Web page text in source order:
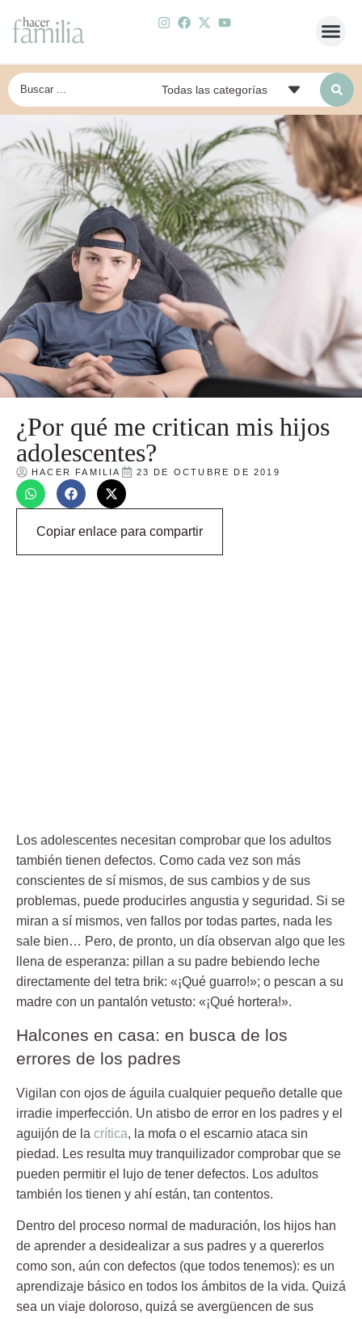
¿Por qué me critican mis hijos
adolescentes?
HACER FAMILIA 23 DE OCTUBRE DE 2019
Copiar enlace para compartir
Los adolescentes necesitan comprobar que los adultos
también tienen defectos. Como cada vez son más
conscientes de sí mismos, de sus cambios y de sus
problemas, puede producirles angustia y seguridad. Si se
miran a sí mismos, ven fallos por todas partes, nada les
sale bien… Pero, de pronto, un día observan algo que les
llena de esperanza: pillan a su padre bebiendo leche
directamente del tetra brik: «¡Qué guarro!»; o pescan a su
madre con un pantalón vetusto: «¡Qué hortera!».
Halcones en casa: en busca de los
errores de los padres
Vigilan con ojos de águila cualquier pequeño detalle que
irradie imperfección. Un atisbo de error en los padres y el
aguijón de la crítica, la mofa o el escarnio ataca sin
piedad. Les resulta muy tranquilizador comprobar que se
pueden permitir el lujo de tener defectos. Los adultos
también los tienen y ahí están, tan contentos.
Dentro del proceso normal de maduración, los hijos han
de aprender a desidealizar a sus padres y a quererlos
como son, aún con defectos (que todos tenemos): es un
aprendizaje básico en todos los ámbitos de la vida. Quizá
sea un viaje doloroso, quizá se avergüencen de sus